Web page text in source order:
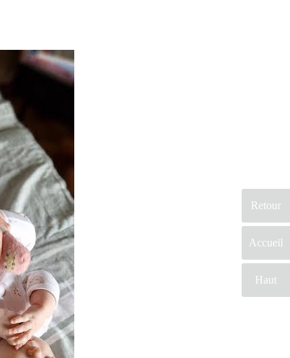
Retour
Accueil
Haut